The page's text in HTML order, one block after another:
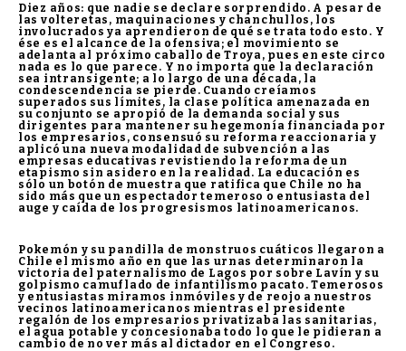
Diez años: que nadie se declare sorprendido. A pesar de
las volteretas, maquinaciones y chanchullos, los
involucrados ya aprendieron de qué se trata todo esto. Y
ése es el alcance de la ofensiva; el movimiento se
adelanta al próximo caballo de Troya, pues en este circo
nada es lo que parece. Y no importa que la declaración
sea intransigente; a lo largo de una década, la
condescendencia se pierde. Cuando creíamos
superados sus límites, la clase política amenazada en
su conjunto se apropió de la demanda social y sus
dirigentes para mantener su hegemonía financiada por
los empresarios, consensuó su reforma reaccionaria y
aplicó una nueva modalidad de subvención a las
empresas educativas revistiendo la reforma de un
etapismo sin asidero en la realidad. La educación es
sólo un botón de muestra que ratifica que Chile no ha
sido más que un espectador temeroso o entusiasta del
auge y caída de los progresismos latinoamericanos.
Pokemón y su pandilla de monstruos cuáticos llegaron a
Chile el mismo año en que las urnas determinaron la
victoria del paternalismo de Lagos por sobre Lavín y su
golpismo camuflado de infantilismo pacato. Temerosos
y entusiastas miramos inmóviles y de reojo a nuestros
vecinos latinoamericanos mientras el presidente
regalón de los empresarios privatizaba las sanitarias,
el agua potable y concesionaba todo lo que le pidieran a
cambio de no ver más al dictador en el Congreso.